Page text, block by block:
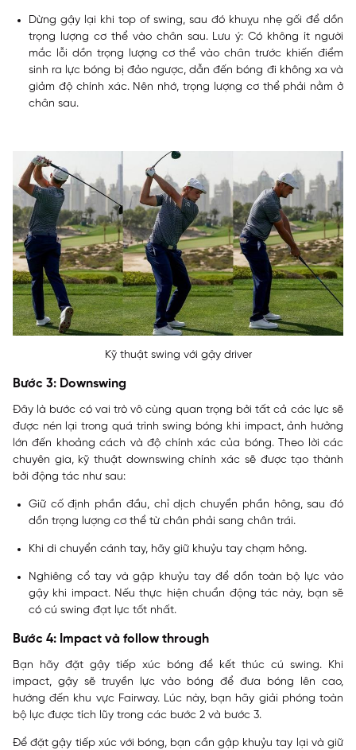
Dừng gậy lại khi top of swing, sau đó khuỵu nhẹ gối để dồn
trọng lượng cơ thể vào chân sau. Lưu ý: Có không ít người
mắc lỗi dồn trọng lượng cơ thể vào chân trước khiến điểm
sinh ra lực bóng bị đảo ngược, dẫn đến bóng đi không xa và
giảm độ chính xác. Nên nhớ, trọng lượng cơ thể phải nằm ở
chân sau.
Kỹ thuật swing với gậy driver
Bước 3: Downswing
Đây là bước có vai trò vô cùng quan trọng bởi tất cả các lực sẽ
được nén lại trong quá trình swing bóng khi impact, ảnh hưởng
lớn đến khoảng cách và độ chính xác của bóng. Theo lời các
chuyên gia, kỹ thuật downswing chính xác sẽ được tạo thành
bởi động tác như sau:
Giữ cố định phần đầu, chỉ dịch chuyển phần hông, sau đó
dồn trọng lượng cơ thể từ chân phải sang chân trái.
Khi di chuyển cánh tay, hãy giữ khuỷu tay chạm hông.
Nghiêng cổ tay và gập khuỷu tay để dồn toàn bộ lực vào
gậy khi impact. Nếu thực hiện chuẩn động tác này, bạn sẽ
có cú swing đạt lực tốt nhất.
Bước 4: Impact và follow through
Bạn hãy đặt gậy tiếp xúc bóng để kết thúc cú swing. Khi
impact, gậy sẽ truyền lực vào bóng để đưa bóng lên cao,
hướng đến khu vực Fairway. Lúc này, bạn hãy giải phóng toàn
bộ lực được tích lũy trong các bước 2 và bước 3.
Để đặt gậy tiếp xúc với bóng, bạn cần gập khuỷu tay lại và giữ